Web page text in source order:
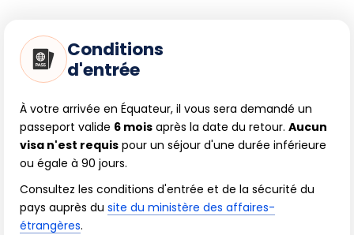
Conditions
d'entrée
À votre arrivée en Équateur, il vous sera demandé un
passeport valide 6 mois après la date du retour. Aucun
visa n'est requis pour un séjour d'une durée inférieure
ou égale à 90 jours.
Consultez les conditions d'entrée et de la sécurité du
pays auprès du site du ministère des affaires-
étrangères.